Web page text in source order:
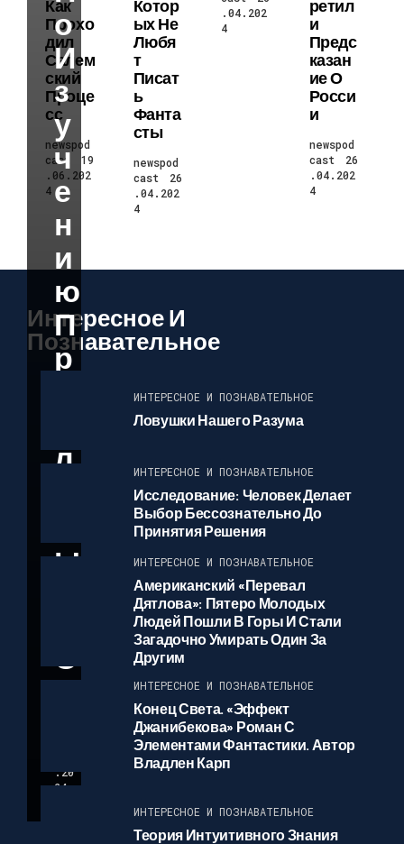
Как
Прохо
Дил
Салем
Ский
Проце
Сс
newspod
cast
19
.06.202
4
Котор
Ых Не
Любя
Т
Писат
Ь
Фанта
Сты
newspod
cast
26
.04.202
4
.04.202
4
Ретил
И
Предс
Казан
Ие О
Росси
И
newspod
cast
26
.04.202
4
Интересное И
Познавательное
О
И
З
У
Ч
Е
Н
И
Ю
П
Р
Л
Ы
О
.20
24
ИНТЕРЕСНОЕ И ПОЗНАВАТЕЛЬНОЕ
Ловушки Нашего Разума
ИНТЕРЕСНОЕ И ПОЗНАВАТЕЛЬНОЕ
Исследование: Человек Делает
Выбор Бессознательно До
Принятия Решения
ИНТЕРЕСНОЕ И ПОЗНАВАТЕЛЬНОЕ
Американский «перевал
Дятлова»: Пятеро Молодых
Людей Пошли В Горы И Стали
Загадочно Умирать Один За
Другим
ИНТЕРЕСНОЕ И ПОЗНАВАТЕЛЬНОЕ
Конец Света. «Эффект
Джанибекова» Роман С
Элементами Фантастики. Автор
Владлен Карп
ИНТЕРЕСНОЕ И ПОЗНАВАТЕЛЬНОЕ
Теория Интуитивного Знания